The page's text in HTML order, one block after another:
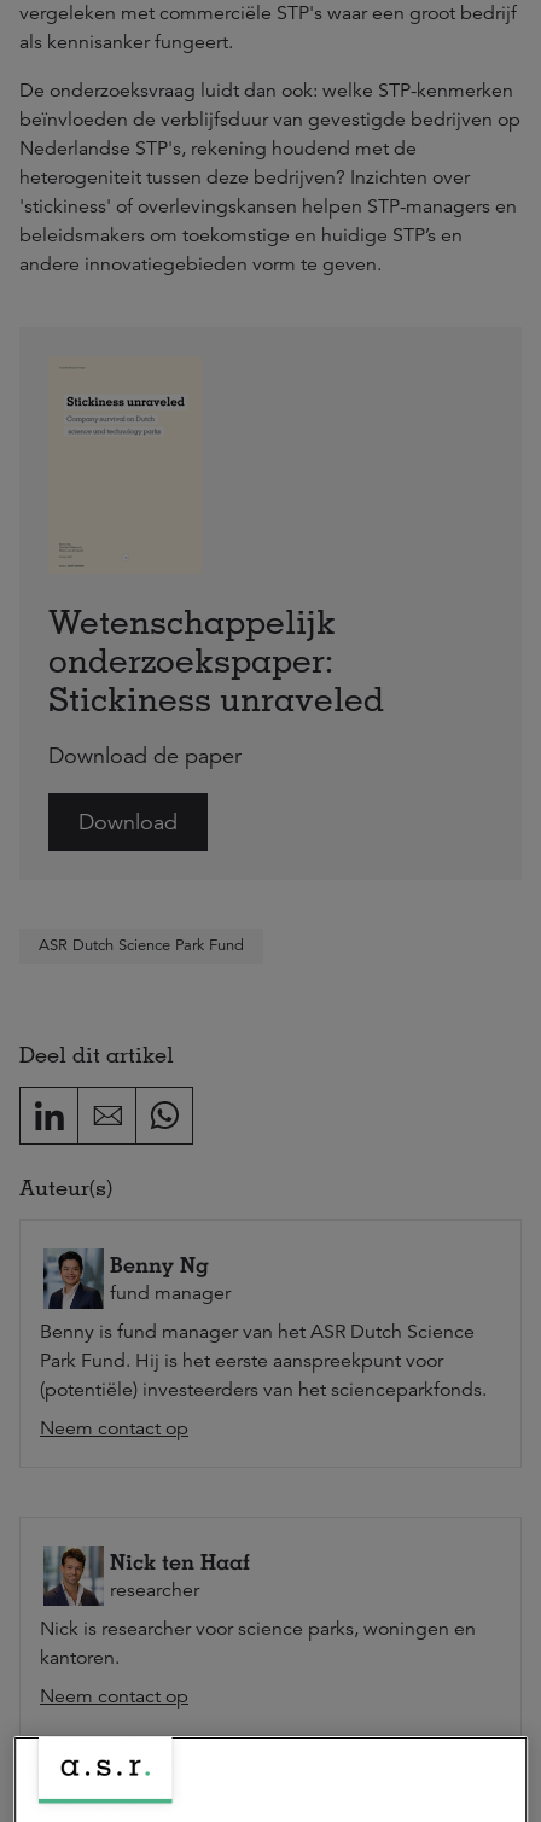
vergeleken met commerciële STP's waar een groot bedrijf
als kennisanker fungeert.
De onderzoeksvraag luidt dan ook: welke STP-kenmerken
beïnvloeden de verblijfsduur van gevestigde bedrijven op
Nederlandse STP's, rekening houdend met de
heterogeniteit tussen deze bedrijven? Inzichten over
'stickiness' of overlevingskansen helpen STP-managers en
beleidsmakers om toekomstige en huidige STP’s en
andere innovatiegebieden vorm te geven.
Wetenschappelijk
onderzoekspaper:
Stickiness unraveled
Download de paper
Download
ASR Dutch Science Park Fund
Deel dit artikel
Auteur(s)
Benny Ng
fund manager
Benny is fund manager van het ASR Dutch Science
Park Fund. Hij is het eerste aanspreekpunt voor
(potentiële) investeerders van het scienceparkfonds.
Neem contact op
Nick ten Haaf
researcher
Nick is researcher voor science parks, woningen en
kantoren.
Neem contact op